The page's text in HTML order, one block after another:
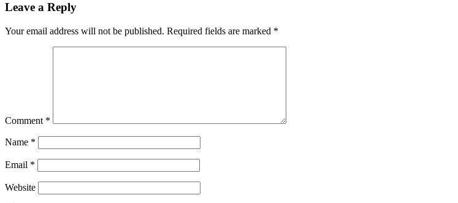
Leave a Reply
Your email address will not be published. Required fields are marked *
Comment *
Name *
Email *
Website